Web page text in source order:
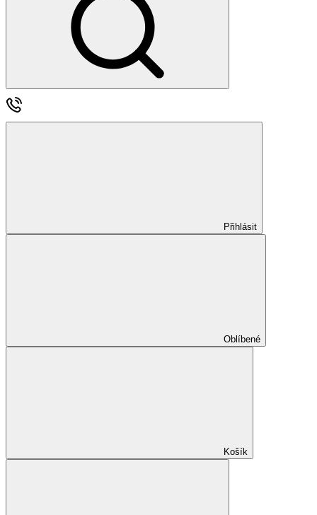
Přihlásit
Oblíbené
Košík